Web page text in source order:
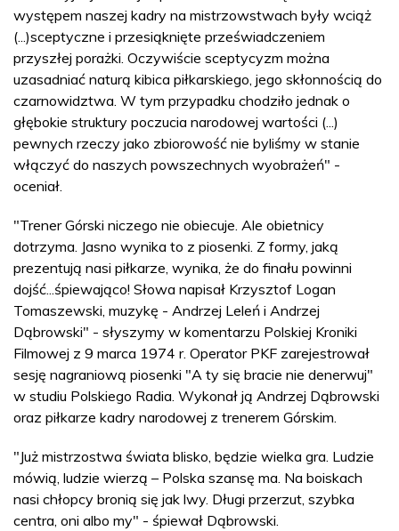
występem naszej kadry na mistrzowstwach były wciąż
(...)sceptyczne i przesiąknięte przeświadczeniem
przyszłej porażki. Oczywiście sceptycyzm można
uzasadniać naturą kibica piłkarskiego, jego skłonnością do
czarnowidztwa. W tym przypadku chodziło jednak o
głębokie struktury poczucia narodowej wartości (...)
pewnych rzeczy jako zbiorowość nie byliśmy w stanie
włączyć do naszych powszechnych wyobrażeń" -
oceniał.
"Trener Górski niczego nie obiecuje. Ale obietnicy
dotrzyma. Jasno wynika to z piosenki. Z formy, jaką
prezentują nasi piłkarze, wynika, że do finału powinni
dojść...śpiewająco! Słowa napisał Krzysztof Logan
Tomaszewski, muzykę - Andrzej Leleń i Andrzej
Dąbrowski" - słyszymy w komentarzu Polskiej Kroniki
Filmowej z 9 marca 1974 r. Operator PKF zarejestrował
sesję nagraniową piosenki "A ty się bracie nie denerwuj"
w studiu Polskiego Radia. Wykonał ją Andrzej Dąbrowski
oraz piłkarze kadry narodowej z trenerem Górskim.
"Już mistrzostwa świata blisko, będzie wielka gra. Ludzie
mówią, ludzie wierzą – Polska szansę ma. Na boiskach
nasi chłopcy bronią się jak lwy. Długi przerzut, szybka
centra, oni albo my" - śpiewał Dąbrowski.